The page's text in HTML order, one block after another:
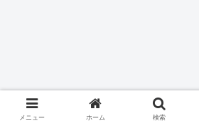
メニュー ホーム 検索